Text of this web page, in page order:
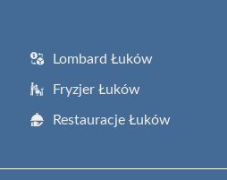
Lombard Łuków
Fryzjer Łuków
Restauracje Łuków